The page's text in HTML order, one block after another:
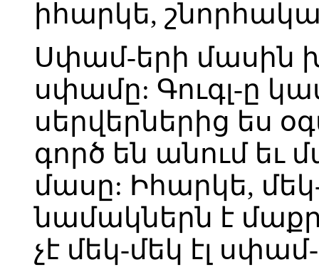
իհարկե,
Սփամ-երի մասին
սփամը: Գուգլ-ը
սերվերներից ես
գործ են անում եւ
մասը: Իհարկե,
նամակներն է
չէ մեկ-մեկ էլ